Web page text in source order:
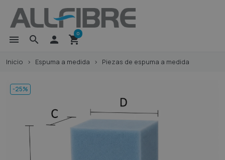
search
menu  shopping_cart
0
Inicio Espuma a medida Piezas de espuma a medida
-25%